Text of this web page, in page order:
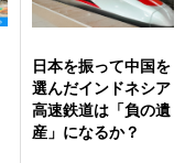
日本を振って中国を
選んだインドネシア
高速鉄道は「負の遺
産」になるか？